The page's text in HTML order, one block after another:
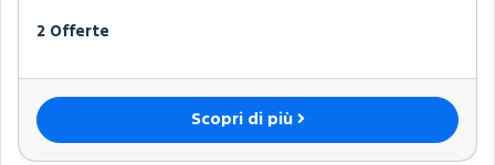
2 Offerte
Scopri di più